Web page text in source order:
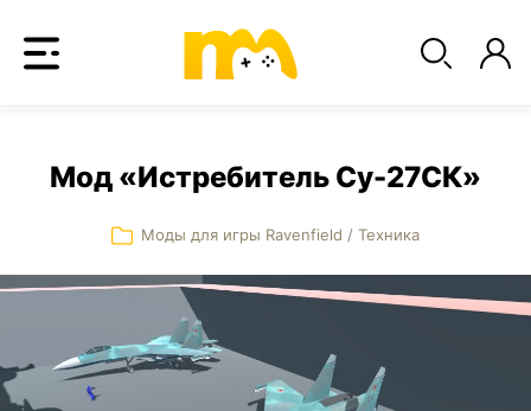
Мод «Истребитель Су-27СК»
Моды для игры Ravenfield / Техника